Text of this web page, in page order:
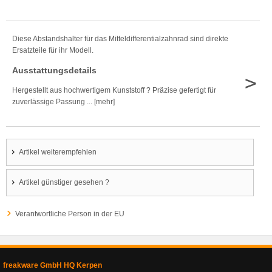
Diese Abstandshalter für das Mitteldifferentialzahnrad sind direkte
Ersatzteile für ihr Modell.
Ausstattungsdetails
Hergestellt aus hochwertigem Kunststoff ? Präzise gefertigt für
zuverlässige Passung ... [mehr]
>
Artikel weiterempfehlen
Artikel günstiger gesehen ?
Verantwortliche Person in der EU
freakware GmbH HQ Kerpen